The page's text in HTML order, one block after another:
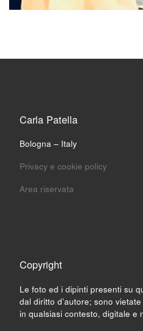
Carla Patella
Bologna – Italy
Privacy e cookie policy
Area riservata
Copyright
Le foto ed i dipinti presenti su
dal diritto d’autore; sono
in qualsiasi contesto, digitale e